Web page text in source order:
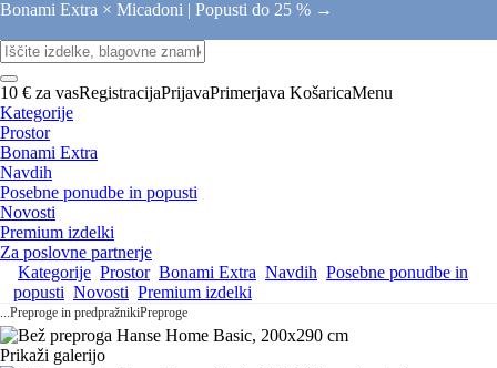
Bonami Extra × Micadoni | Popusti do 25 % →
10 € za vasRegistracijaPrijavaPrimerjava KošaricaMenu
Kategorije
Prostor
Bonami Extra
Navdih
Posebne ponudbe in popusti
Novosti
Premium izdelki
Za poslovne partnerje
Kategorije Prostor Bonami Extra Navdih Posebne ponudbe in
popusti Novosti Premium izdelki
...Preproge in predpražnikiPreproge
Prikaži galerijo